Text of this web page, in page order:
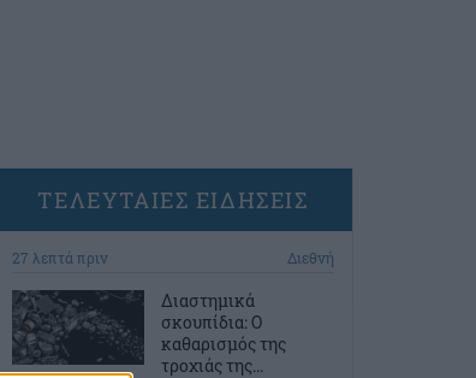
ΤΕΛΕΥΤΑΙΕΣ ΕΙΔΗΣΕΙΣ
27 λεπτά πριν Διεθνή
Διαστημικά
σκουπίδια: Ο
καθαρισμός της
τροχιάς της...